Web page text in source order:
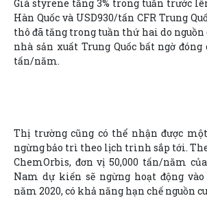
Giá styrene tăng 3% trong tuần trước
Hàn Quốc và USD930/tấn CFR Trung
thô đã tăng trong tuần thứ hai do
nhà sản xuất Trung Quốc bất ngờ đóng
tấn/năm.
Thị trường cũng có thể nhận được
ngừng bảo trì theo lịch trình sắp tới.
ChemOrbis, đơn vị 50,000 tấn/năm
Nam dự kiến sẽ ngừng hoạt động
năm 2020, có khả năng hạn chế nguồn